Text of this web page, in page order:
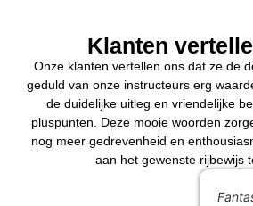
Klanten
Onze klanten vertellen ons dat ze de
geduld van onze instructeurs erg
de duidelijke uitleg en vriendelijke
pluspunten. Deze mooie woorden
nog meer gedrevenheid en
aan het gewenste rijbewijs